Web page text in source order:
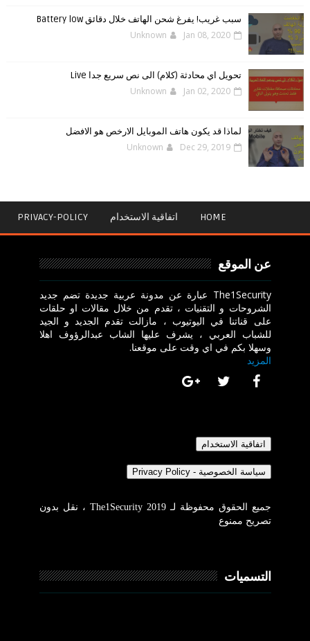
سبب غريب! يفرغ شحن الهاتف خلال دقائق Battery low
Unknown Jan 08, 2020
تحويل اي محادثة (كلام) الى نص سريع جدا Live
Unknown Jan 02, 2020
لماذا قد يكون هاتف الموبايل الارخص هو الافضل
Unknown Dec 29, 2019
HOME اتفاقية الاستخدام PRIVACY-POLICY
عن الموقع
The1Security عبارة عن مدونة عربية جديدة تضم جديد
الشروحات و التقنيات ، تقدم من خلال مقالات او حلقات
على قناتنا في اليوتيوب ، مازالت تقدم الجديد و الجيد
للشباب العربي ، يشرف عليها الشاب عبدالرؤوف اهلا
وسهلا بكم في اي وقت على موقعنا.
المزيد
جميع الحقوق محفوظة لـ The1Security 2019 ، نقل بدون
تصريح ممنوع
التسميات